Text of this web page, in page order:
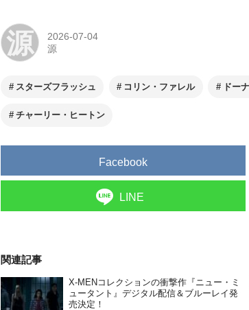
源
2026-07-04
源
スターズフラッシュ コリン・ファレル ドー
チャーリー・ヒートン
Facebook
LINE
関連記事
X-MENコレクションの衝撃作『ニュー・ミ
ュータント』デジタル配信＆ブルーレイ発
売決定！